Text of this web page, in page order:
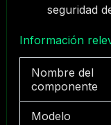
seguridad
Información
Nombre del
componente
Modelo